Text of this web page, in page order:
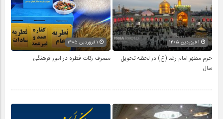
حرم مطهر امام رضا (ع) در لحظه تحویل
سال
مصرف زکات فطره در امور فرهنگی